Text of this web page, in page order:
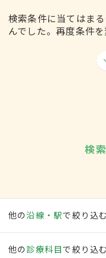
検索条件に当てはま
んでした。再度条件
検
他の沿線・駅で絞り込む
他の 診療科目で絞り込む